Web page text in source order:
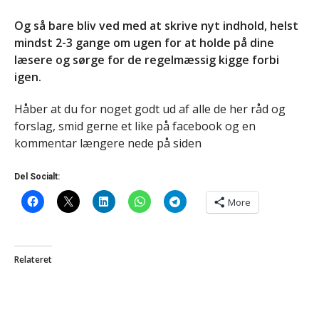
Og så bare bliv ved med at skrive nyt indhold, helst
mindst 2-3 gange om ugen for at holde på dine
læsere og sørge for de regelmæssig kigge forbi
igen.
Håber at du for noget godt ud af alle de her råd og
forslag, smid gerne et like på facebook og en
kommentar længere nede på siden
Del Socialt:
More
Relateret